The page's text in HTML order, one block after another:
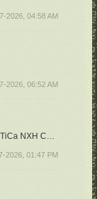
2026, 04:58 AM
2026, 06:52 AM
NXH Chốn võ biền Hoa Kỳ hiệp chủng
2026, 01:47 PM